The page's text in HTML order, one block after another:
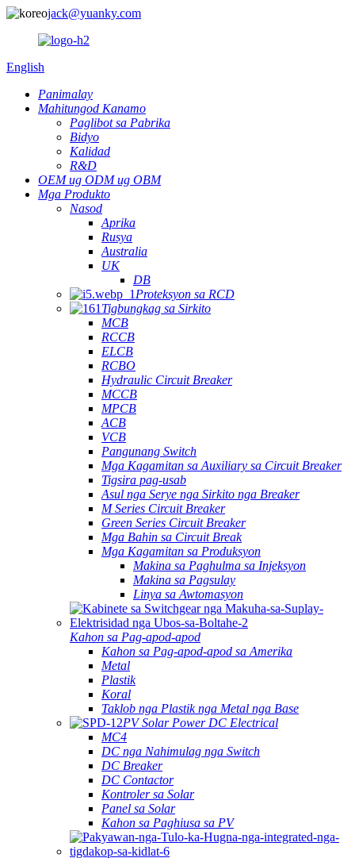
jack@yuanky.com
English
Panimalay
Mahitungod Kanamo
Paglibot sa Pabrika
Bidyo
Kalidad
R&D
OEM ug ODM ug OBM
Mga Produkto
Nasod
Aprika
Rusya
Australia
UK
DB
Proteksyon sa RCD
Tigbungkag sa Sirkito
MCB
RCCB
ELCB
RCBO
Hydraulic Circuit Breaker
MCCB
MPCB
ACB
VCB
Pangunang Switch
Mga Kagamitan sa Auxiliary sa Circuit Breaker
Tigsira pag-usab
Asul nga Serye nga Sirkito nga Breaker
M Series Circuit Breaker
Green Series Circuit Breaker
Mga Bahin sa Circuit Break
Mga Kagamitan sa Produksyon
Makina sa Paghulma sa Injeksyon
Makina sa Pagsulay
Linya sa Awtomasyon
Kahon sa Pag-apod-apod
Kahon sa Pag-apod-apod sa Amerika
Metal
Plastik
Koral
Taklob nga Plastik nga Metal nga Base
PV Solar Power DC Electrical
MC4
DC nga Nahimulag nga Switch
DC Breaker
DC Contactor
Kontroler sa Solar
Panel sa Solar
Kahon sa Paghiusa sa PV